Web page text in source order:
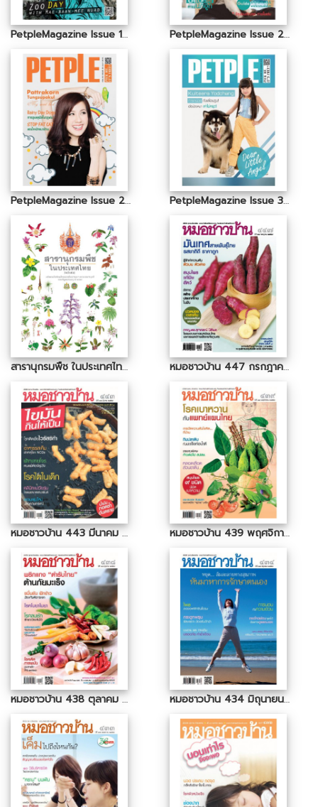
PetpleMagazine Issue 19 September 2014 PetpleMagazine Issue 26 April 2015
PetpleMagazine Issue 29 July 2015 PetpleMagazine Issue 30 August 2015
สารานุกรมพืช ในประเทศไทย (ฉบับย่อ) หมอชาวบ้าน 447 กรกฎาคม 2559
หมอชาวบ้าน 443 มีนาคม 2559 หมอชาวบ้าน 439 พฤศจิกายน 2558
หมอชาวบ้าน 438 ตุลาคม 2558 หมอชาวบ้าน 434 มิถุนายน 2558